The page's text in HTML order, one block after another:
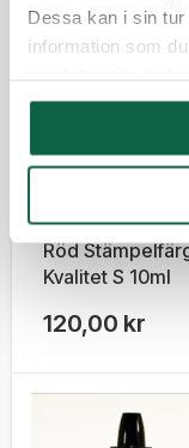
Dessa kan i sin
information som
2800006 Noris-
Röd
Kvalitet S 10ml
120,00 kr